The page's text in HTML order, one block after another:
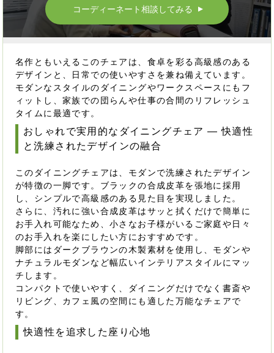
コーディーネート相談してみる ▲
名作ともいえるこのチェアは、食卓を彩る高級感のある
デザインと、日常での使いやすさを兼ね備えています。
モダンなスタイルのダイニングやワークスペースにもフ
ィットし、家族での団らんや仕事の合間のリフレッシュ
タイムに最適です。
おしゃれで実用的なダイニングチェア ― 快適性
と洗練されたデザインの融合
このダイニングチェアは、モダンで洗練されたデザイン
が特徴の一脚です。ブラックの合成皮革を張地に採用
し、シンプルで高級感のある見た目を実現しました。
さらに、汚れに強い合成皮革はサッと拭くだけで簡単に
お手入れ可能なため、小さなお子様がいるご家庭や日々
のお手入れを楽にしたい方におすすめです。
脚部にはダークブラウンの木製素材を使用し、モダンや
ナチュラルモダンなど幅広いインテリアスタイルにマッ
チします。
コンパクトで使いやすく、ダイニングだけでなく書斎や
リビング、カフェ風の空間にも適した万能なチェアで
す。
快適性を追求した座り心地